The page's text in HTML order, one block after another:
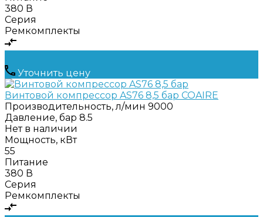
380 В
Серия
Ремкомплекты
Уточнить цену
Винтовой компрессор AS76 8,5 бар COAIRE
Производительность, л/мин 9000
Давление, бар 8.5
Нет в наличии
Мощность, кВт
55
Питание
380 В
Серия
Ремкомплекты